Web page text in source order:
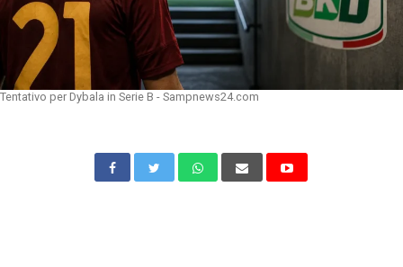
Tentativo per Dybala in Serie B - Sampnews24.com